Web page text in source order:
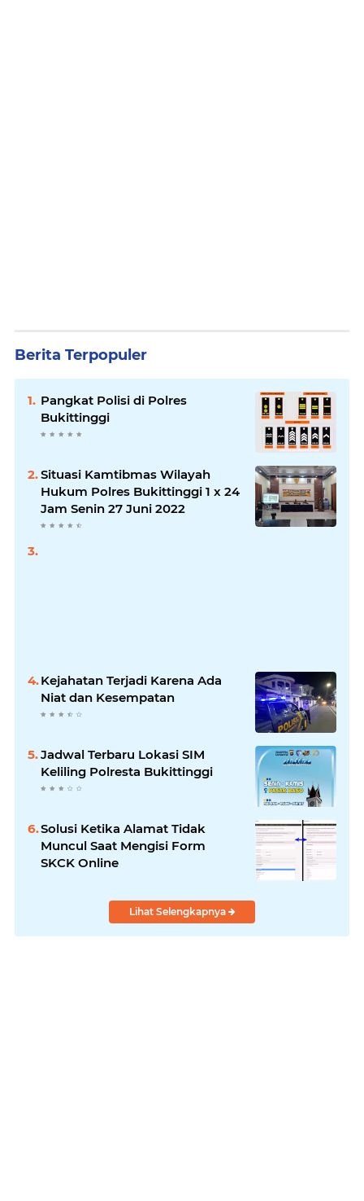
Berita Terpopuler
Pangkat Polisi di Polres
Bukittinggi
Situasi Kamtibmas Wilayah
Hukum Polres Bukittinggi 1 x 24
Jam Senin 27 Juni 2022
Kejahatan Terjadi Karena Ada
Niat dan Kesempatan
Jadwal Terbaru Lokasi SIM
Keliling Polresta Bukittinggi
Solusi Ketika Alamat Tidak
Muncul Saat Mengisi Form
SKCK Online
Lihat Selengkapnya